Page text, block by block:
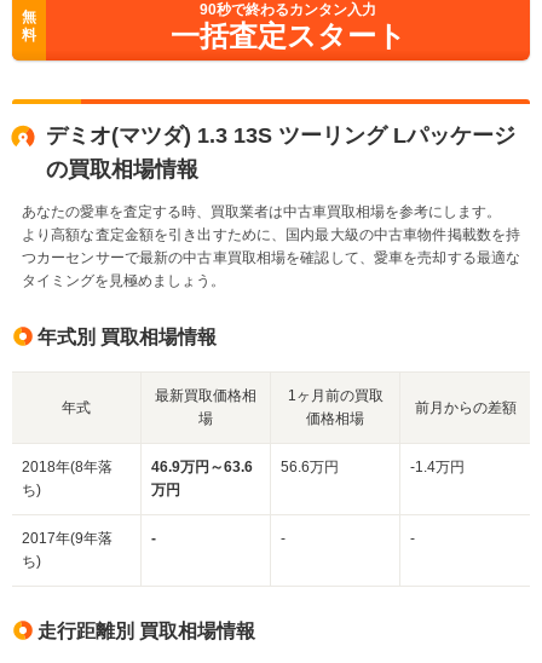
無
料
90秒で終わるカンタン入力
一括査定スタート
デミオ(マツダ) 1.3 13S ツーリング Lパッケージ
の買取相場情報
あなたの愛車を査定する時、買取業者は中古車買取相場を参考にします。
より高額な査定金額を引き出すために、国内最大級の中古車物件掲載数を持
つカーセンサーで最新の中古車買取相場を確認して、愛車を売却する最適な
タイミングを見極めましょう。
年式別 買取相場情報
年式
最新買取価格相
場
1ヶ月前の買取
価格相場
前月からの差額
2018年(8年落
ち)
46.9万円～63.6
万円
56.6万円 -1.4万円
2017年(9年落
ち)
- - -
走行距離別 買取相場情報